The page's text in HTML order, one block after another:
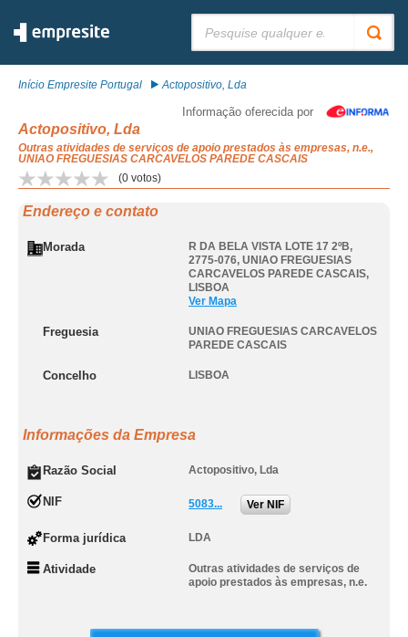
Início Empresite Portugal Actopositivo, Lda
Informação oferecida por
Actopositivo, Lda
Outras atividades de serviços de apoio prestados às empresas, n.e.,
UNIAO FREGUESIAS CARCAVELOS PAREDE CASCAIS
(0 votos)
Endereço e contato
Morada
R DA BELA VISTA LOTE 17 2ºB,
2775-076, UNIAO FREGUESIAS
CARCAVELOS PAREDE CASCAIS,
LISBOA
Ver Mapa
Freguesia
UNIAO FREGUESIAS CARCAVELOS
PAREDE CASCAIS
Concelho LISBOA
Informações da Empresa
Razão Social Actopositivo, Lda
NIF 5083... Ver NIF
Forma jurídica LDA
Atividade
Outras atividades de serviços de
apoio prestados às empresas, n.e.